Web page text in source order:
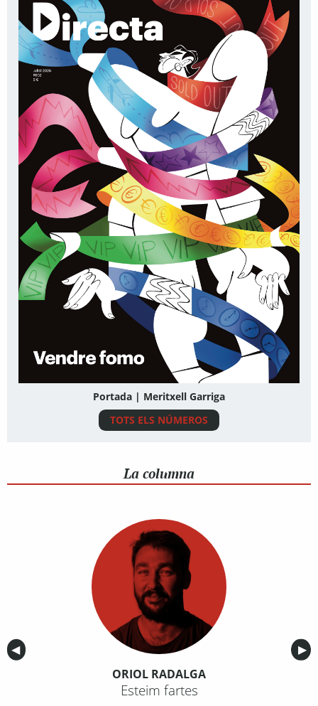
Portada | Meritxell Garriga
TOTS ELS NÚMEROS
La columna
Anterior
◀︎ ▶︎
ORIOL RADALGA
Esteim fartes